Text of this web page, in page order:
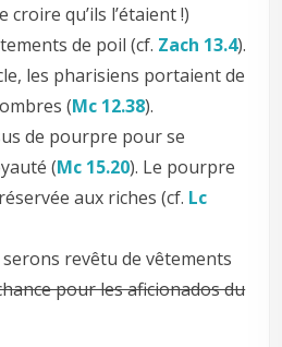
qu’ils l’étaient !)
de poil (cf. Zach 13.4).
les pharisiens portaient de
(Mc 12.38).
de pourpre pour se
(Mc 15.20). Le pourpre
aux riches (cf. Lc
serons revêtu de vêtements
pour les aficionados du